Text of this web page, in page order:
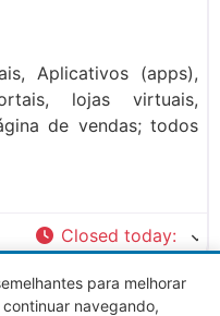
Aplicativos (apps),
lojas virtuais,
de vendas; todos
Closed today:
para melhorar
navegando,